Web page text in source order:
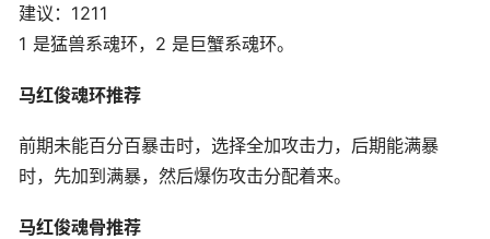
建议：1211
1 是猛兽系魂环，2 是巨蟹系魂环。
马红俊魂环推荐
前期未能百分百暴击时，选择全加攻击力，后期能满暴
时，先加到满暴，然后爆伤攻击分配着来。
马红俊魂骨推荐